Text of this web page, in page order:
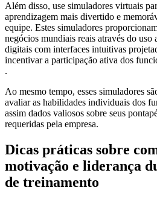
Além disso, use simuladores virtuais
aprendizagem mais divertido e
equipe. Estes simuladores
negócios mundiais reais através do uso
digitais com interfaces intuitivas
incentivar a participação ativa dos
.
Ao mesmo tempo, esses simuladores
avaliar as habilidades individuais dos
assim dados valiosos sobre seus
requeridas pela empresa.
Dicas práticas sobre
motivação e liderança
de treinamento